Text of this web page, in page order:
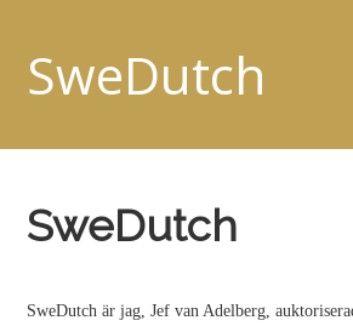
SweDutch
SweDutch
SweDutch är jag, Jef van Adelberg,